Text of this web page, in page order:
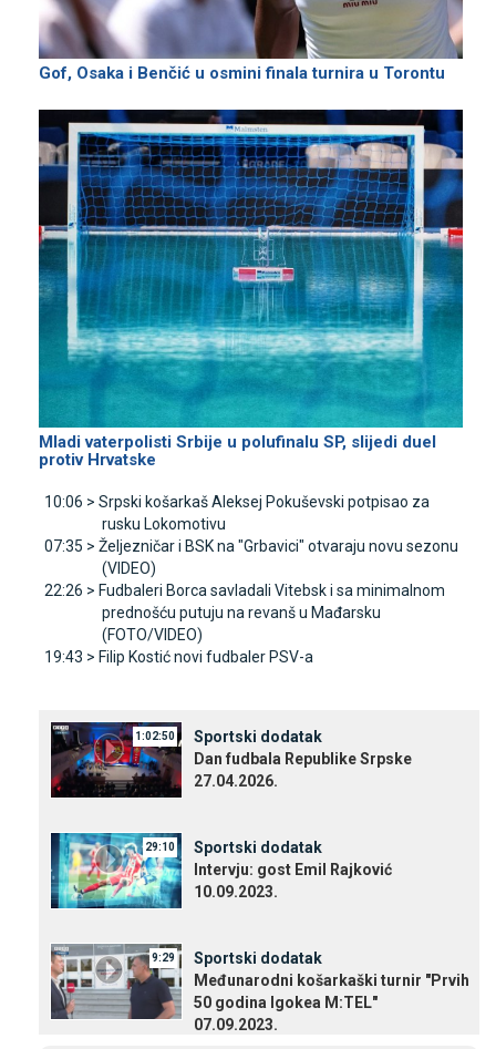
Gof, Osaka i Benčić u osmini finala turnira u Torontu
Mladi vaterpolisti Srbije u polufinalu SP, slijedi duel
protiv Hrvatske
10:06 > Srpski košarkaš Aleksej Pokuševski potpisao za
rusku Lokomotivu
07:35 > Željezničar i BSK na "Grbavici" otvaraju novu sezonu
(VIDEO)
22:26 > Fudbaleri Borca savladali Vitebsk i sa minimalnom
prednošću putuju na revanš u Mađarsku
(FOTO/VIDEO)
19:43 > Filip Kostić novi fudbaler PSV-a
1:02:50
Sportski dodatak
Dan fudbala Republike Srpske
27.04.2026.
29:10
Sportski dodatak
Intervju: gost Emil Rajković
10.09.2023.
9:29
Sportski dodatak
Međunarodni košarkaški turnir "Prvih
50 godina Igokea M:TEL"
07.09.2023.